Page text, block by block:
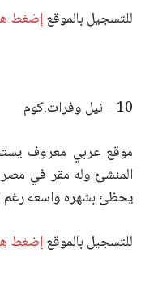
للتسجيل بالموقعإضغط
10 – نيل وفرات.كوم
موقع عربي معروف
يحظئ بشهره واسعه رغم
للتسجيل بالموقعإضغط